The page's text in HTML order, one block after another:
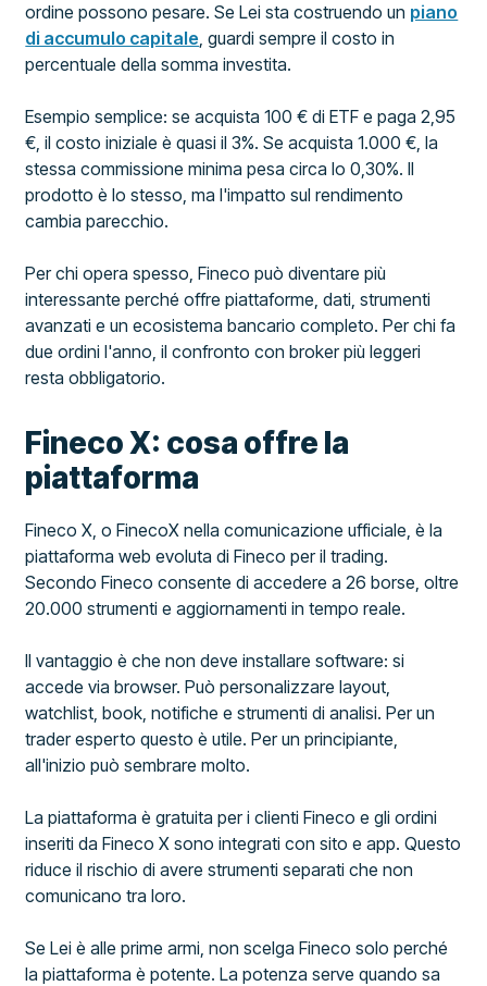
ordine possono pesare. Se Lei sta costruendo un piano
di accumulo capitale, guardi sempre il costo in
percentuale della somma investita.
Esempio semplice: se acquista 100 € di ETF e paga 2,95
€, il costo iniziale è quasi il 3%. Se acquista 1.000 €, la
stessa commissione minima pesa circa lo 0,30%. Il
prodotto è lo stesso, ma l'impatto sul rendimento
cambia parecchio.
Per chi opera spesso, Fineco può diventare più
interessante perché offre piattaforme, dati, strumenti
avanzati e un ecosistema bancario completo. Per chi fa
due ordini l'anno, il confronto con broker più leggeri
resta obbligatorio.
Fineco X: cosa offre la
piattaforma
Fineco X, o FinecoX nella comunicazione ufficiale, è la
piattaforma web evoluta di Fineco per il trading.
Secondo Fineco consente di accedere a 26 borse, oltre
20.000 strumenti e aggiornamenti in tempo reale.
Il vantaggio è che non deve installare software: si
accede via browser. Può personalizzare layout,
watchlist, book, notifiche e strumenti di analisi. Per un
trader esperto questo è utile. Per un principiante,
all'inizio può sembrare molto.
La piattaforma è gratuita per i clienti Fineco e gli ordini
inseriti da Fineco X sono integrati con sito e app. Questo
riduce il rischio di avere strumenti separati che non
comunicano tra loro.
Se Lei è alle prime armi, non scelga Fineco solo perché
la piattaforma è potente. La potenza serve quando sa